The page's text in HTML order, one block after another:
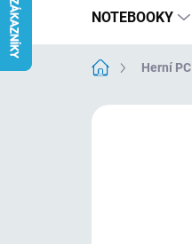
NOTEBOOKY
Domů Herní PC